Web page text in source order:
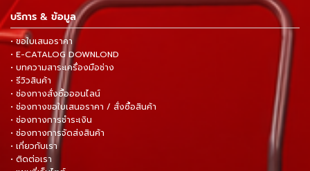
บริการ & ข้อมูล
• ขอใบเสนอราคา
• E-CATALOG DOWNLOND
• บทความสาระเครื่องมือช่าง
• รีวิวสินค้า
• ช่องทางสั่งซื้อออนไลน์
• ช่องทางขอใบเสนอราคา / สั่งซื้อสินค้า
• ช่องทางการชำระเงิน
• ช่องทางการจัดส่งสินค้า
• เกี่ยวกับเรา
• ติดต่อเรา